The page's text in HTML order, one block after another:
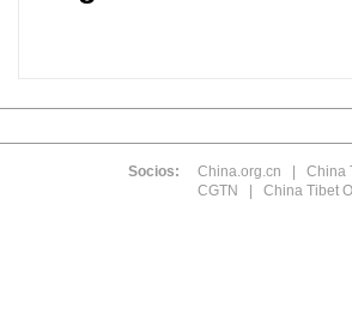
Socios: China.org.cn | China
CGTN | China Tibet